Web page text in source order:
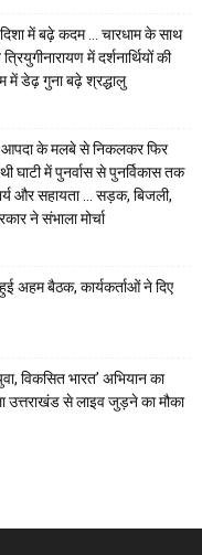
में बढ़े कदम … चारधाम के साथ
में दर्शनार्थियों की
में डेढ़ गुना बढ़े श्रद्धालु
आपदा के मलबे से निकलकर फिर
घाटी में पुनर्वास से पुनर्विकास तक
और सहायता … सड़क, बिजली,
ने संभाला मोर्चा
अहम बैठक, कार्यकर्ताओं ने दिए
विकसित भारत’ अभियान का
से लाइव जुड़ने का मौका